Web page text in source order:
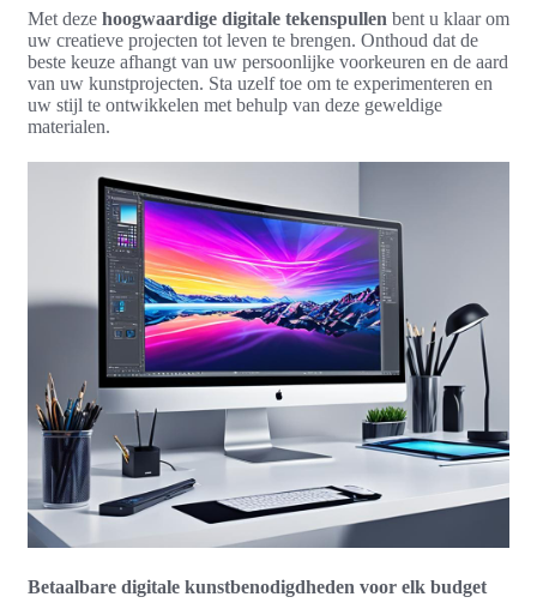
Met deze hoogwaardige digitale tekenspullen bent u klaar om
uw creatieve projecten tot leven te brengen. Onthoud dat de
beste keuze afhangt van uw persoonlijke voorkeuren en de aard
van uw kunstprojecten. Sta uzelf toe om te experimenteren en
uw stijl te ontwikkelen met behulp van deze geweldige
materialen.
Betaalbare digitale kunstbenodigdheden voor elk budget